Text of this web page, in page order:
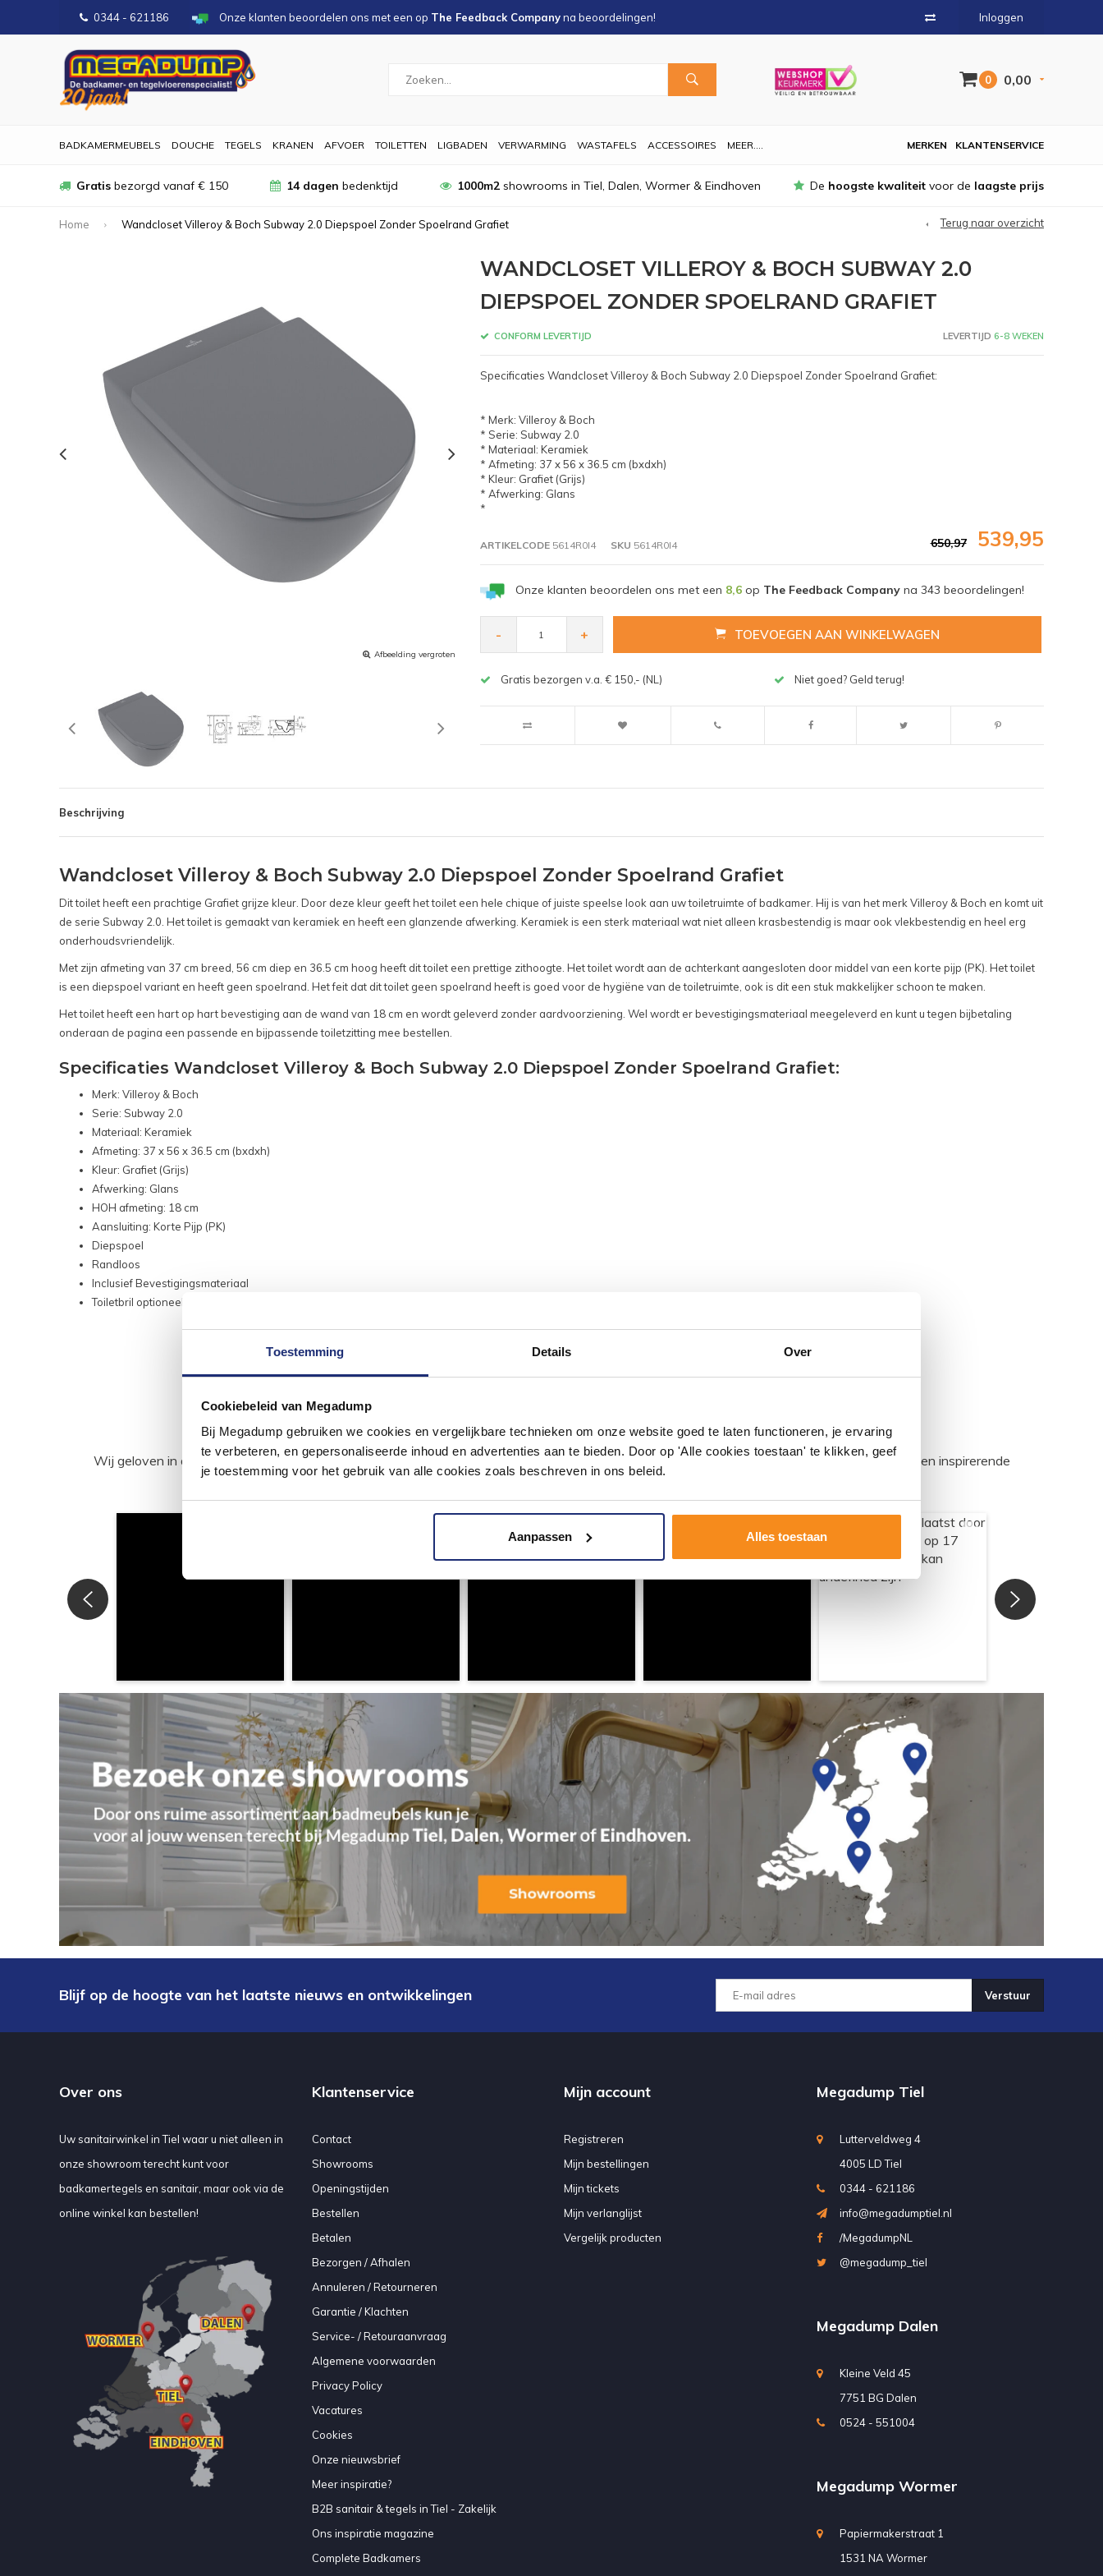
Toestemming Details Over
Cookiebeleid van Megadump
Bij Megadump gebruiken we cookies en vergelijkbare technieken om onze website goed te laten functioneren, je ervaring
te verbeteren, en gepersonaliseerde inhoud en advertenties aan te bieden. Door op 'Alle cookies toestaan' te klikken, geef
je toestemming voor het gebruik van alle cookies zoals beschreven in ons beleid.
Aanpassen Alles toestaan
0344 - 621186 Onze klanten beoordelen ons met een op The Feedback Companyna beoordelingen! Inloggen
0 0,00
BADKAMERMEUBELS DOUCHE TEGELS KRANEN AFVOER TOILETTEN LIGBADEN VERWARMING WASTAFELS ACCESSOIRES MEER.... KLANTENSERVICE
MERKEN
Gratis bezorgd vanaf € 150 14 dagen bedenktijd 1000m2showrooms in Tiel, Dalen, Wormer & Eindhoven De hoogste kwaliteit voor de laagste prijs
Home Wandcloset Villeroy & Boch Subway 2.0 Diepspoel Zonder Spoelrand Grafiet Terug naar overzicht
Afbeelding vergroten Afbeelding vergroten
WANDCLOSET VILLEROY & BOCH SUBWAY 2.0
DIEPSPOEL ZONDER SPOELRAND GRAFIET
CONFORM LEVERTIJD LEVERTIJD 6-8 WEKEN
Specificaties Wandcloset Villeroy & Boch Subway 2.0 Diepspoel Zonder Spoelrand Grafiet:
* Merk: Villeroy & Boch
* Serie: Subway 2.0
* Materiaal: Keramiek
* Afmeting: 37 x 56 x 36.5 cm (bxdxh)
* Kleur: Grafiet (Grijs)
* Afwerking: Glans
*
ARTIKELCODE5614R0I4 SKU 5614R0I4 650,97 539,95
Onze klanten beoordelen ons met een 8,6op The Feedback Companyna 343 beoordelingen!
- + TOEVOEGEN AAN WINKELWAGEN
Gratis bezorgen v.a. € 150,- (NL) Niet goed? Geld terug!
Beschrijving
Wandcloset Villeroy & Boch Subway 2.0 Diepspoel Zonder Spoelrand Grafiet
Dit toilet heeft een prachtige Grafiet grijze kleur. Door deze kleur geeft het toilet een hele chique of juiste speelse look aan uw toiletruimte of badkamer. Hij is van het merk Villeroy & Boch en komt uit
de serie Subway 2.0. Het toilet is gemaakt van keramiek en heeft een glanzende afwerking. Keramiek is een sterk materiaal wat niet alleen krasbestendig is maar ook vlekbestendig en heel erg
onderhoudsvriendelijk.
Met zijn afmeting van 37 cm breed, 56 cm diep en 36.5 cm hoog heeft dit toilet een prettige zithoogte. Het toilet wordt aan de achterkant aangesloten door middel van een korte pijp (PK). Het toilet
is een diepspoel variant en heeft geen spoelrand. Het feit dat dit toilet geen spoelrand heeft is goed voor de hygiëne van de toiletruimte, ook is dit een stuk makkelijker schoon te maken.
Het toilet heeft een hart op hart bevestiging aan de wand van 18 cm en wordt geleverd zonder aardvoorziening. Wel wordt er bevestigingsmateriaal meegeleverd en kunt u tegen bijbetaling
onderaan de pagina een passende en bijpassende toiletzitting mee bestellen.
Specificaties Wandcloset Villeroy & Boch Subway 2.0 Diepspoel Zonder Spoelrand Grafiet:
Merk: Villeroy & Boch
Serie: Subway 2.0
Materiaal: Keramiek
Afmeting: 37 x 56 x 36.5 cm (bxdxh)
Kleur: Grafiet (Grijs)
Afwerking: Glans
HOH afmeting: 18 cm
Aansluiting: Korte Pijp (PK)
Diepspoel
Randloos
Inclusief Bevestigingsmateriaal
Toiletbril optioneel bij te bestellen onderaan de pagina
#mijndroombadkamer
Wij geloven in de kracht van delen. Deel jouw badkamer op Instagram met #mijndroombadkamer en tag @megadumpnl. Samen bouwen we een inspirerende
omgeving vol met unieke badkamerstijlen. Doe je mee?
Blijf op de hoogte van het laatste nieuws en ontwikkelingen Verstuur
Over ons
Uw sanitairwinkel in Tiel waar u niet alleen in
onze showroom terecht kunt voor
badkamertegels en sanitair, maar ook via de
online winkel kan bestellen!
Klantenservice
Contact
Showrooms
Openingstijden
Bestellen
Betalen
Bezorgen / Afhalen
Annuleren / Retourneren
Garantie / Klachten
Service- / Retouraanvraag
Algemene voorwaarden
Privacy Policy
Vacatures
Cookies
Onze nieuwsbrief
Meer inspiratie?
B2B sanitair & tegels in Tiel - Zakelijk
Ons inspiratie magazine
Complete Badkamers
Mijn account
Registreren
Mijn bestellingen
Mijn tickets
Mijn verlanglijst
Vergelijk producten
Megadump Tiel
Lutterveldweg 4
4005 LD Tiel
0344 - 621186
info@megadumptiel.nl
/MegadumpNL
@megadump_tiel
Megadump Dalen
Kleine Veld 45
7751 BG Dalen
0524 - 551004
Megadump Wormer
Papiermakerstraat 1
1531 NA Wormer